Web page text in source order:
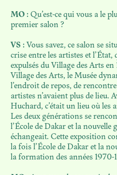
MO : Qu’est-ce qui vous a le
premier salon ?
VS : Vous savez, ce salon se
crise entre les artistes et l’État,
expulsés du Village des Arts en
Village des Arts, le Musée
l’endroit de repos, de
artistes n’avaient plus de lieu.
Huchard, c’était un lieu où les
Les deux générations se
l’École de Dakar et la
échangeait. Cette exposition
la fois l’École de Dakar et la
la formation des années 1970-